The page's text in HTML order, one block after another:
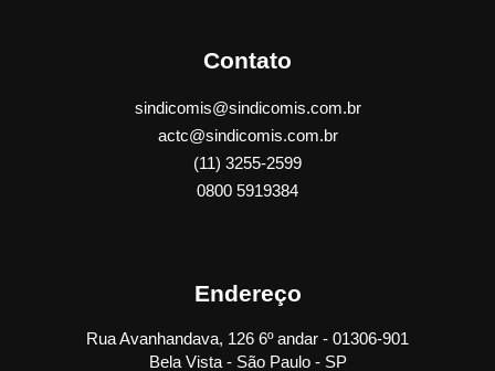
Contato
sindicomis@sindicomis.com.br
actc@sindicomis.com.br
(11) 3255-2599
0800 5919384
Endereço
Rua Avanhandava, 126 6º andar - 01306-901
Bela Vista - São Paulo - SP